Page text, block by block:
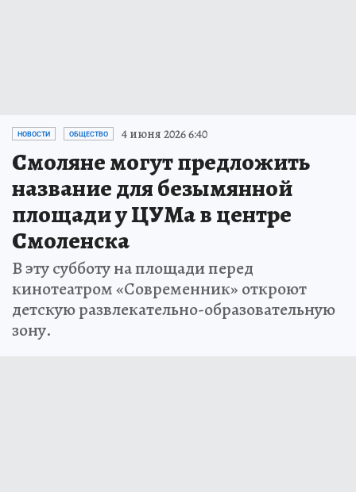
НОВОСТИ ОБЩЕСТВО 4 июня 2026 6:40
Смоляне могут предложить
название для безымянной
площади у ЦУМа в центре
Смоленска
В эту субботу на площади перед
кинотеатром «Современник» откроют
детскую развлекательно-образовательную
зону.